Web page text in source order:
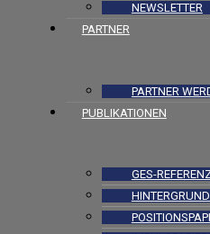
NEWSLETTER
PARTNER
PARTNER
PUBLIKATIONEN
GES-